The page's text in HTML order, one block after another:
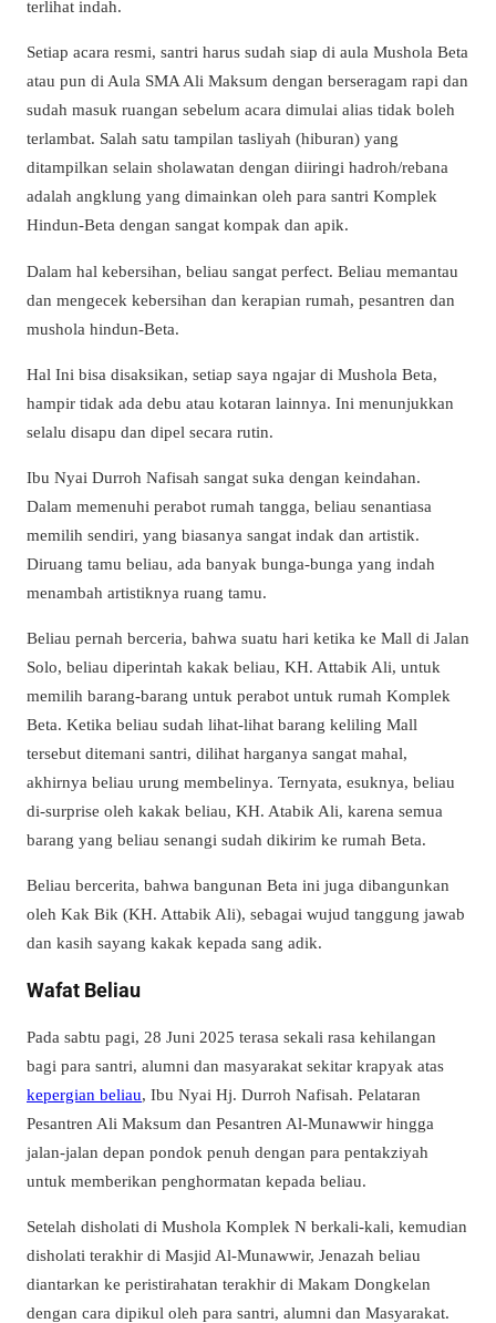
terlihat indah.
Setiap acara resmi, santri harus sudah siap di aula Mushola Beta
atau pun di Aula SMA Ali Maksum dengan berseragam rapi dan
sudah masuk ruangan sebelum acara dimulai alias tidak boleh
terlambat. Salah satu tampilan tasliyah (hiburan) yang
ditampilkan selain sholawatan dengan diiringi hadroh/rebana
adalah angklung yang dimainkan oleh para santri Komplek
Hindun-Beta dengan sangat kompak dan apik.
Dalam hal kebersihan, beliau sangat perfect. Beliau memantau
dan mengecek kebersihan dan kerapian rumah, pesantren dan
mushola hindun-Beta.
Hal Ini bisa disaksikan, setiap saya ngajar di Mushola Beta,
hampir tidak ada debu atau kotaran lainnya. Ini menunjukkan
selalu disapu dan dipel secara rutin.
Ibu Nyai Durroh Nafisah sangat suka dengan keindahan.
Dalam memenuhi perabot rumah tangga, beliau senantiasa
memilih sendiri, yang biasanya sangat indak dan artistik.
Diruang tamu beliau, ada banyak bunga-bunga yang indah
menambah artistiknya ruang tamu.
Beliau pernah berceria, bahwa suatu hari ketika ke Mall di Jalan
Solo, beliau diperintah kakak beliau, KH. Attabik Ali, untuk
memilih barang-barang untuk perabot untuk rumah Komplek
Beta. Ketika beliau sudah lihat-lihat barang keliling Mall
tersebut ditemani santri, dilihat harganya sangat mahal,
akhirnya beliau urung membelinya. Ternyata, esuknya, beliau
di-surprise oleh kakak beliau, KH. Atabik Ali, karena semua
barang yang beliau senangi sudah dikirim ke rumah Beta.
Beliau bercerita, bahwa bangunan Beta ini juga dibangunkan
oleh Kak Bik (KH. Attabik Ali), sebagai wujud tanggung jawab
dan kasih sayang kakak kepada sang adik.
Wafat Beliau
Pada sabtu pagi, 28 Juni 2025 terasa sekali rasa kehilangan
bagi para santri, alumni dan masyarakat sekitar krapyak atas
kepergian beliau, Ibu Nyai Hj. Durroh Nafisah. Pelataran
Pesantren Ali Maksum dan Pesantren Al-Munawwir hingga
jalan-jalan depan pondok penuh dengan para pentakziyah
untuk memberikan penghormatan kepada beliau.
Setelah disholati di Mushola Komplek N berkali-kali, kemudian
disholati terakhir di Masjid Al-Munawwir, Jenazah beliau
diantarkan ke peristirahatan terakhir di Makam Dongkelan
dengan cara dipikul oleh para santri, alumni dan Masyarakat.